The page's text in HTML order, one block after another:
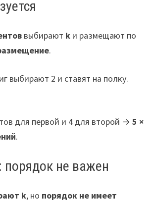
выбирают kи размещают по
.
выбирают 2 и ставят на полку.
для первой и 4 для второй → 5 ×
.
порядок не важен
k, но порядок не имеет